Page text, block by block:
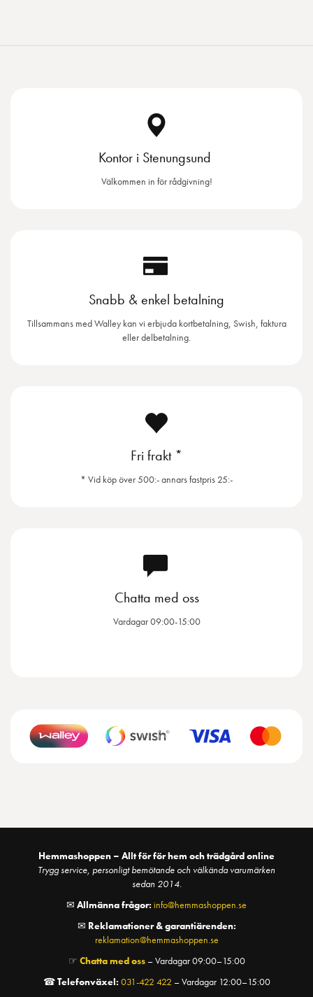
Kontor i Stenungsund
Välkommen in för rådgivning!
Snabb & enkel betalning
Tillsammans med Walley kan vi erbjuda kortbetalning, Swish, faktura
eller delbetalning.
Fri frakt *
* Vid köp över 500:- annars fastpris 25:-
Chatta med oss
Vardagar 09:00-15:00
Hemmashoppen – Allt för för hem och trädgård online
Trygg service, personligt bemötande och välkända varumärken
sedan 2014.
✉ Allmänna frågor: info@hemmashoppen.se
✉ Reklamationer & garantiärenden:
reklamation@hemmashoppen.se
☞ Chatta med oss– Vardagar 09:00–15:00
☎Telefonväxel: 031-422 422 – Vardagar 12:00–15:00